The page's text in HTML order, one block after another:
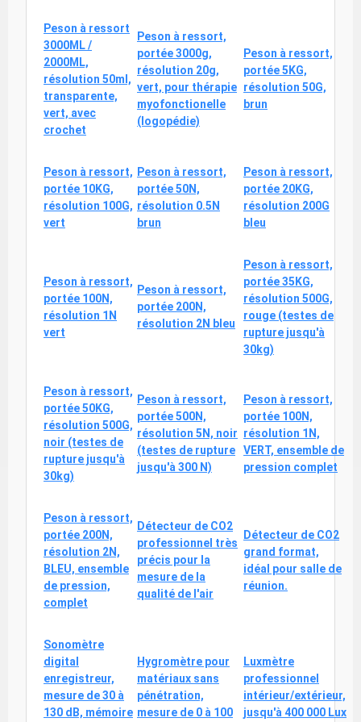
Peson à ressort
3000ML /
2000ML,
résolution 50ml,
transparente,
vert, avec
crochet
Peson à ressort,
portée 3000g,
résolution 20g,
vert, pour thérapie
myofonctionelle
(logopédie)
Peson à ressort,
portée 5KG,
résolution 50G,
brun
Peson à ressort,
portée 10KG,
résolution 100G,
vert
Peson à ressort,
portée 50N,
résolution 0.5N
brun
Peson à ressort,
portée 20KG,
résolution 200G
bleu
Peson à ressort,
portée 100N,
résolution 1N
vert
Peson à ressort,
portée 200N,
résolution 2N bleu
Peson à ressort,
portée 35KG,
résolution 500G,
rouge (testes de
rupture jusqu'à
30kg)
Peson à ressort,
portée 50KG,
résolution 500G,
noir (testes de
rupture jusqu'à
30kg)
Peson à ressort,
portée 500N,
résolution 5N, noir
(testes de rupture
jusqu'à 300 N)
Peson à ressort,
portée 100N,
résolution 1N,
VERT, ensemble de
pression complet
Peson à ressort,
portée 200N,
résolution 2N,
BLEU, ensemble
de pression,
complet
Détecteur de CO2
professionnel très
précis pour la
mesure de la
qualité de l'air
Détecteur de CO2
grand format,
idéal pour salle de
réunion.
Sonomètre
digital
enregistreur,
mesure de 30 à
130 dB, mémoire
Hygromètre pour
matériaux sans
pénétration,
mesure de 0 à 100
Luxmètre
professionnel
intérieur/extérieur,
jusqu'à 400 000 Lux